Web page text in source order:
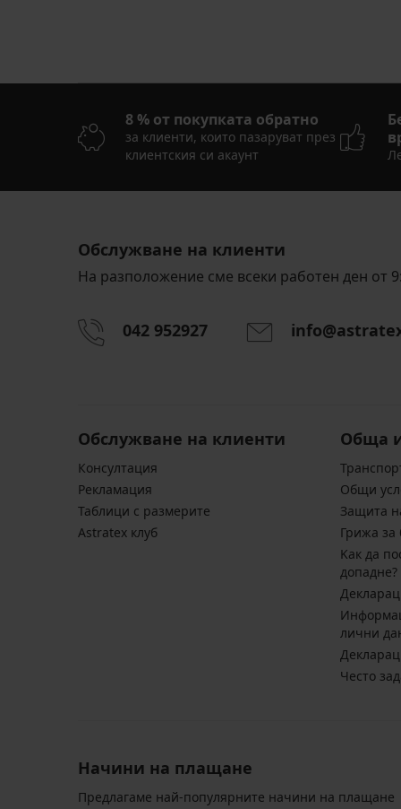
8 % от покупката обратно
за клиенти, които пазаруват през
клиентския си акаунт
Обслужване на клиенти
На разположение сме всеки работен ден от
042 952927
Обслужване на клиенти
Консултация
Pекламация
Таблици с размерите
Astratex клуб
Обща
Общи
Защита
Грижа за
Kак да
допадне?
лични
Често
Начини на плащане
Предлагаме най-популярните начини на плащане